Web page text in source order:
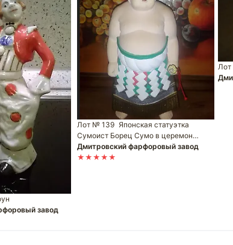
завод
Лот № 139 Японская статуэтка
Сумоист Борец Сумо в церемон…
Дмитровский фарфоровый завод
★★★★★